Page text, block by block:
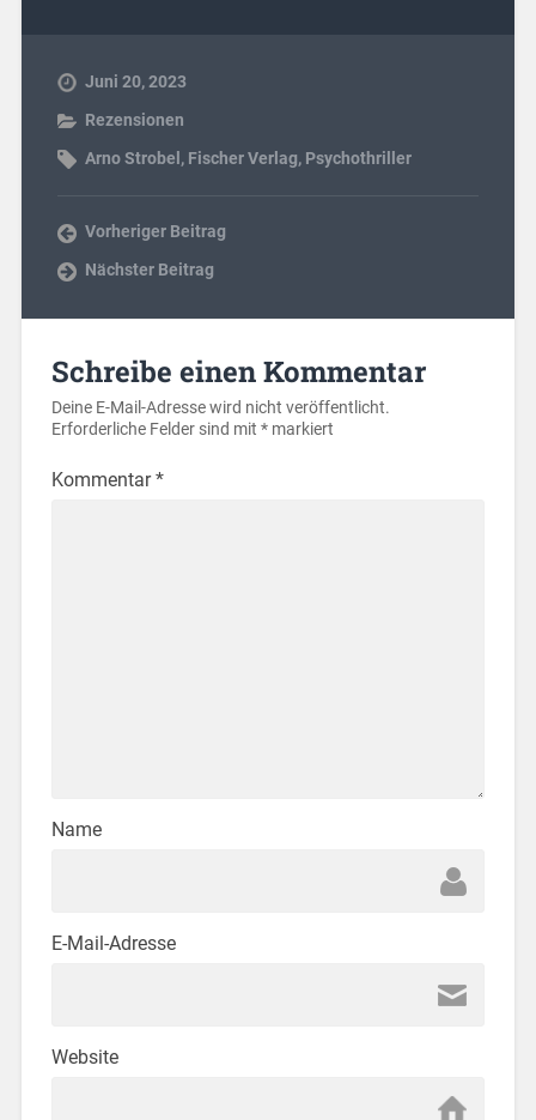
Juni 20, 2023
Rezensionen
Arno Strobel , Fischer Verlag, Psychothriller
Vorheriger Beitrag
Nächster Beitrag
Schreibe einen Kommentar
Deine E-Mail-Adresse wird nicht veröffentlicht.
Erforderliche Felder sind mit *markiert
Kommentar*
Name
E-Mail-Adresse
Website